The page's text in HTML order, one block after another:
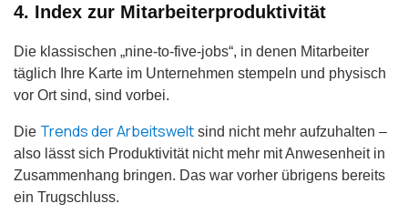
4. Index zur Mitarbeiterproduktivität
Die klassischen „nine-to-five-jobs“, in denen Mitarbeiter
täglich Ihre Karte im Unternehmen stempeln und physisch
vor Ort sind, sind vorbei.
Die Trends der Arbeitswelt sind nicht mehr aufzuhalten –
also lässt sich Produktivität nicht mehr mit Anwesenheit in
Zusammenhang bringen. Das war vorher übrigens bereits
ein Trugschluss.